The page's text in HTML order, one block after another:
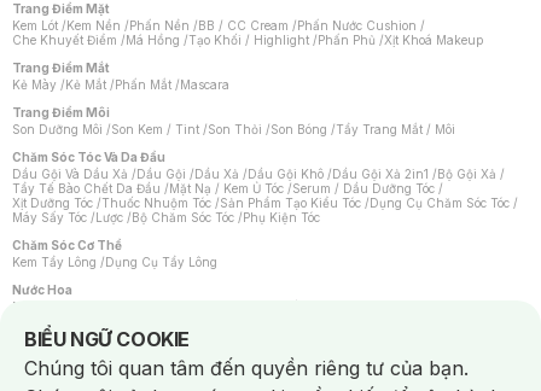
Trang Điểm Mặt
Kem Lót /Kem Nền /Phấn Nền /BB / CC Cream /Phấn Nước Cushion /
Che Khuyết Điểm /Má Hồng /Tạo Khối / Highlight /Phấn Phủ /Xịt Khoá Makeup
Trang Điểm Mắt
Kẻ Mày /Kẻ Mắt /Phấn Mắt /Mascara
Trang Điểm Môi
Son Dưỡng Môi /Son Kem / Tint /Son Thỏi /Son Bóng /Tẩy Trang Mắt / Môi
Chăm Sóc Tóc Và Da Đầu
Dầu Gội Và Dầu Xả /Dầu Gội /Dầu Xả /Dầu Gội Khô /Dầu Gội Xả 2in1 /Bộ Gội Xả /
Tẩy Tế Bào Chết Da Đầu /Mặt Nạ / Kem Ủ Tóc /Serum / Dầu Dưỡng Tóc /
Xịt Dưỡng Tóc /Thuốc Nhuộm Tóc /Sản Phẩm Tạo Kiểu Tóc /Dụng Cụ Chăm Sóc Tóc /
Máy Sấy Tóc /Lược /Bộ Chăm Sóc Tóc /Phụ Kiện Tóc
Chăm Sóc Cơ Thể
Kem Tẩy Lông /Dụng Cụ Tẩy Lông
Nước Hoa
Nước Hoa Nữ
Chăm Sóc Cá Nhân
Chống Muỗi /Khẩu Trang /Máy Massage/Mặt Nạ Xông Hơi /Nước Rửa Tay/
Sản Phẩm Chăm Sóc Khác /Bàn Chải Đánh Răng /Bàn Chải Điện/
BIỂU NGỮ COOKIE
Notice about cookies usage
Chúng tôi quan tâm đến quyền riêng tư của bạn.